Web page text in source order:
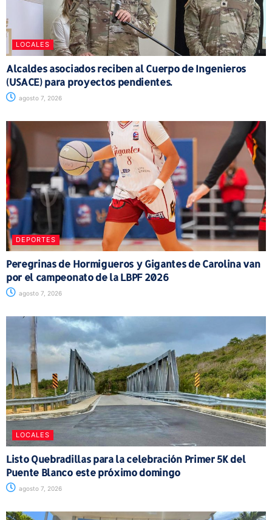
LOCALES
Alcaldes asociados reciben al Cuerpo de Ingenieros
(USACE) para proyectos pendientes.
agosto 7, 2026
DEPORTES
Peregrinas de Hormigueros y Gigantes de Carolina van
por el campeonato de la LBPF 2026
agosto 7, 2026
LOCALES
Listo Quebradillas para la celebración Primer 5K del
Puente Blanco este próximo domingo
agosto 7, 2026